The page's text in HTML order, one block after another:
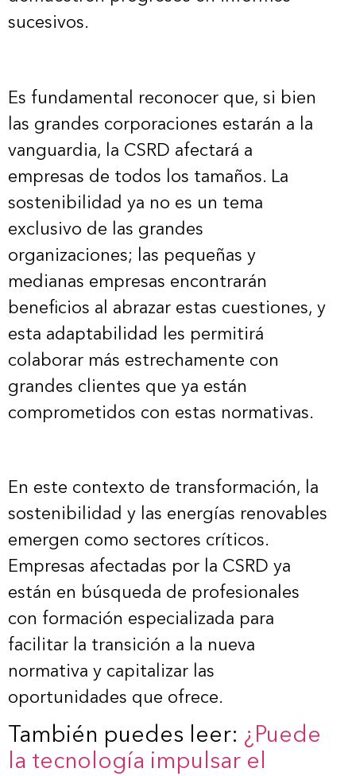
sucesivos.
Es fundamental reconocer que, si bien
las grandes corporaciones estarán a la
vanguardia, la CSRD afectará a
empresas de todos los tamaños. La
sostenibilidad ya no es un tema
exclusivo de las grandes
organizaciones; las pequeñas y
medianas empresas encontrarán
beneficios al abrazar estas cuestiones, y
esta adaptabilidad les permitirá
colaborar más estrechamente con
grandes clientes que ya están
comprometidos con estas normativas.
En este contexto de transformación, la
sostenibilidad y las energías renovables
emergen como sectores críticos.
Empresas afectadas por la CSRD ya
están en búsqueda de profesionales
con formación especializada para
facilitar la transición a la nueva
normativa y capitalizar las
oportunidades que ofrece.
También puedes leer: ¿Puede
la tecnología impulsar el